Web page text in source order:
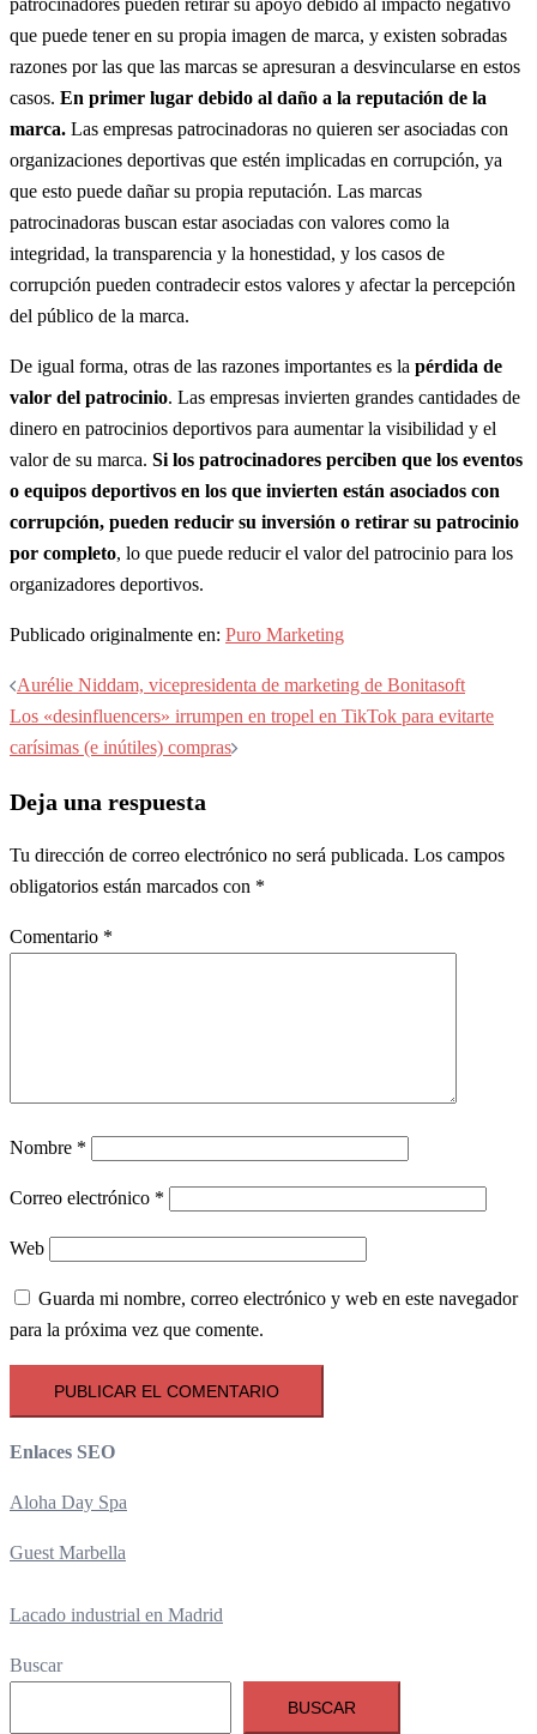
patrocinadores pueden retirar su apoyo debido al impacto negativo
que puede tener en su propia imagen de marca, y existen sobradas
razones por las que las marcas se apresuran a desvincularse en estos
casos. En primer lugar debido al daño a la reputación de la
marca. Las empresas patrocinadoras no quieren ser asociadas con
organizaciones deportivas que estén implicadas en corrupción, ya
que esto puede dañar su propia reputación. Las marcas
patrocinadoras buscan estar asociadas con valores como la
integridad, la transparencia y la honestidad, y los casos de
corrupción pueden contradecir estos valores y afectar la percepción
del público de la marca.
De igual forma, otras de las razones importantes es la pérdida de
valor del patrocinio. Las empresas invierten grandes cantidades de
dinero en patrocinios deportivos para aumentar la visibilidad y el
valor de su marca. Si los patrocinadores perciben que los eventos
o equipos deportivos en los que invierten están asociados con
corrupción, pueden reducir su inversión o retirar su patrocinio
por completo, lo que puede reducir el valor del patrocinio para los
organizadores deportivos.
Publicado originalmente en: Puro Marketing
Navegación
de
entradas
Aurélie Niddam, vicepresidenta de marketing de Bonitasoft
Los «desinfluencers» irrumpen en tropel en TikTok para evitarte
carísimas (e inútiles) compras
Deja una respuesta
Tu dirección de correo electrónico no será publicada. Los campos
obligatorios están marcados con *
Comentario *
Nombre *
Correo electrónico *
Web
Guarda mi nombre, correo electrónico y web en este navegador
para la próxima vez que comente.
Enlaces SEO
Aloha Day Spa
Guest Marbella
Lacado industrial en Madrid
Buscar
BUSCAR